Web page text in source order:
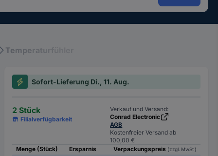
Temperaturfühler
Sofort-Lieferung Di., 11. Aug.
2 Stück
Filialverfügbarkeit
Verkauf und Versand:
Conrad Electronic
AGB
Kostenfreier Versand ab
100,00 €
Menge (Stück)
Ersparnis Verpackungspreis (zzgl. MwSt.)